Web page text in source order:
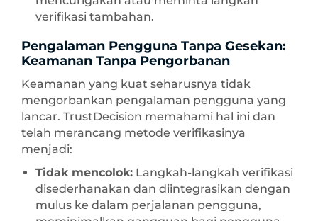
verifikasi tambahan.
Pengalaman Pengguna Tanpa Gesekan:
Keamanan Tanpa Pengorbanan
Keamanan yang kuat seharusnya tidak
mengorbankan pengalaman pengguna yang
lancar. TrustDecision memahami hal ini dan
telah merancang metode verifikasinya
menjadi:
Tidak mencolok: Langkah-langkah verifikasi
disederhanakan dan diintegrasikan dengan
mulus ke dalam perjalanan pengguna,